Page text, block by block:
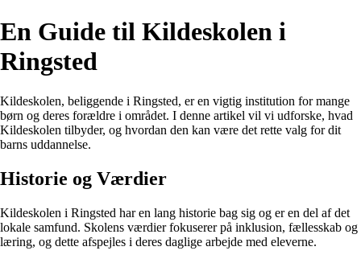
En Guide til Kildeskolen i
Ringsted
Kildeskolen, beliggende i Ringsted, er en vigtig institution for mange
børn og deres forældre i området. I denne artikel vil vi udforske, hvad
Kildeskolen tilbyder, og hvordan den kan være det rette valg for dit
barns uddannelse.
Historie og Værdier
Kildeskolen i Ringsted har en lang historie bag sig og er en del af det
lokale samfund. Skolens værdier fokuserer på inklusion, fællesskab og
læring, og dette afspejles i deres daglige arbejde med eleverne.